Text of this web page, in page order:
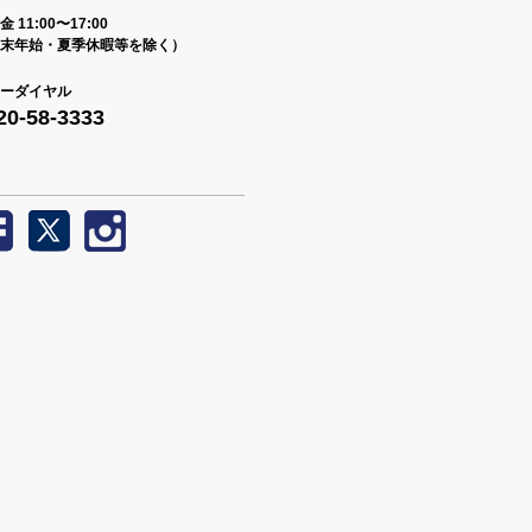
11:00〜17:00
末年始・夏季休暇等を除く）
ダイヤル
58-3333